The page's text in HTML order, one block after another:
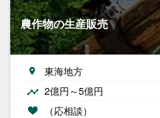
農作物の生産販売
東海地方
2億円～5億円
（応相談）